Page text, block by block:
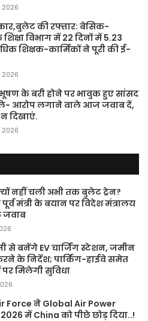
2026
की रफ्तार: बेसिक-
विभाग में 22 दिनों में 5.23
शिक्षक-कार्मिकों ने पूरी की ई-
2026
के बरी होने पर भावुक हुए सांसद
आरोप लगाने वाले आज जवाब दें,
दिखाएं.
2026
नहीं चली अभी तक बुलेट ट्रेन?
मंत्री के बयान पर विदेश मंत्रालय
जवाब
से बनेंगे EV चार्जिंग स्टेशन, जमीन
के निर्देश; पार्किंग-हाईवे समेत
मिलेगी सुविधा
Force ने Global Air Power
में China को पीछे छोड़ दिया..!